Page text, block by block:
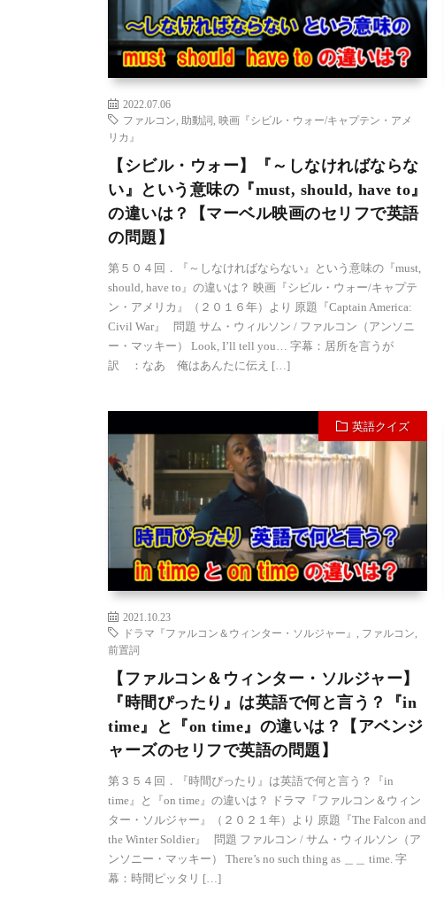
2022.07.06
ファルコン, 助動詞, 映画『シビル・ウォー/キャプテン・アメ
リカ』
【シビル・ウォー】『～しなければならな
い』という意味の『must, should, have to』
の違いは？【マーベル映画のセリフで英語
の問題】
第５０４回．『～しなければならない』という意味の『must,
should, have to』の違いは？ 映画『シビル・ウォー/キャプテ
ン・アメリカ』（２０１６年）より 原題『Captain America:
Civil War』 問題 サム・ウィルソン / ファルコン（アンソニ
ー・マッキー） Look, I’ll tell you… 字幕：居所を言うが
訳 ：なあ 俺はあんたに伝え […]
英語クイズ
2021.10.23
ドラマ『ファルコン＆ウィンター・ソルジャー』 , ファルコン,
前置詞
【ファルコン＆ウィンター・ソルジャー】
『時間ぴったり』は英語で何と言う？『in
time』と『on time』の違いは？【アベンジ
ャーズのセリフで英語の問題】
第３５４回．『時間ぴったり』は英語で何と言う？『in
time』と『on time』の違いは？ ドラマ『ファルコン＆ウィン
ター・ソルジャー』（２０２１年）より 原題『The Falcon and
the Winter Soldier』 問題 ファルコン / サム・ウィルソン（ア
ンソニー・マッキー） There’s no such thing as ＿＿ time. 字
幕：時間ピッタリ […]